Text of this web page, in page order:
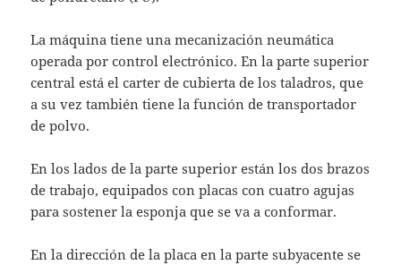
La máquina tiene una mecanización neumática
operada por control electrónico. En la parte superior
central está el carter de cubierta de los taladros, que
a su vez también tiene la función de transportador
de polvo.
En los lados de la parte superior están los dos brazos
de trabajo, equipados con placas con cuatro agujas
para sostener la esponja que se va a conformar.
En la dirección de la placa en la parte subyacente se